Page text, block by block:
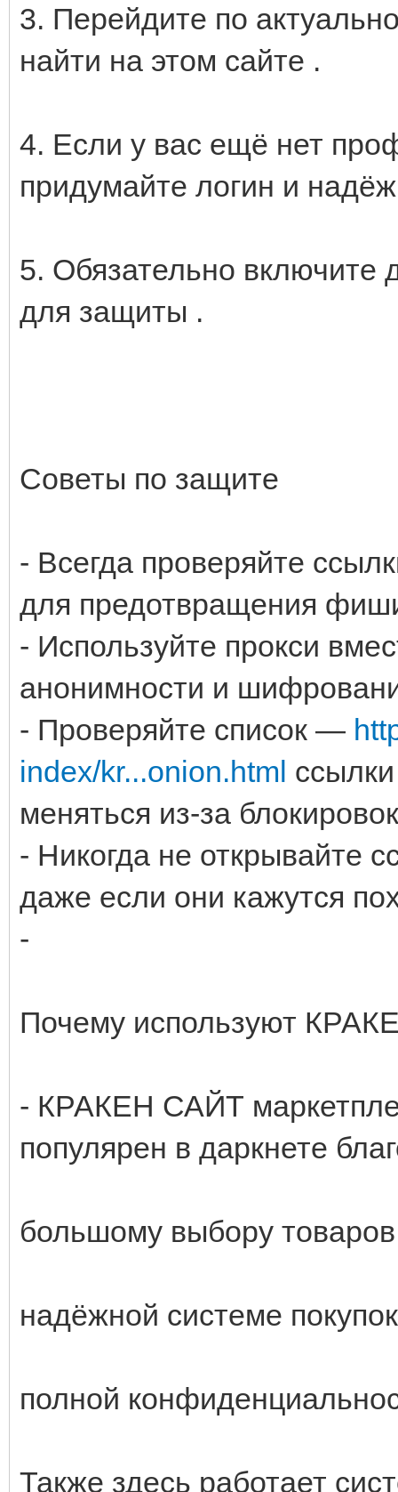
3. Перейдите по
найти на этом сайте .
4. Если у вас ещё нет
придумайте логин и
5. Обязательно включите
для защиты .
Советы по защите
- Всегда проверяйте
для предотвращения
- Используйте прокси
анонимности и
- Проверяйте список —
index/kr...onion.html
меняться из-за
- Никогда не открывайте
даже если они кажутся
-
Почему используют
- КРАКЕН САЙТ
популярен в даркнете
большому выбору
надёжной системе
полной
Также здесь работает